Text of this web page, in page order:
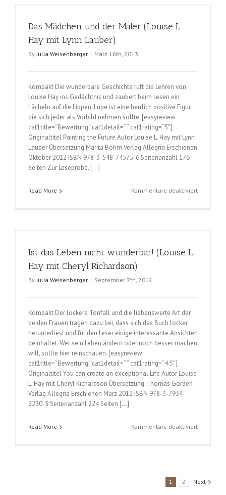
Das Mädchen und der Maler (Louise L.
Hay mit Lynn Lauber)
ByJulia Weisenberger | März 16th, 2013
Kompakt Die wunderbare Geschichte ruft die Lehren von
Louise Hay ins Gedächtnis und zaubert beim Lesen ein
Lächeln auf die Lippen. Lupe ist eine herrlich positive Figur,
die sich jeder als Vorbild nehmen sollte. [easyreview
cat1title=“Bewertung“ cat1detail=“ “ cat1rating=“5″]
Originaltitel Painting the Future Autor Louise L. Hay mit Lynn
Lauber Übersetzung Marita Böhm Verlag Allegria Erschienen
Oktober 2012 ISBN 978-3-548-74575-6 Seitenanzahl 176
Seiten Zur Leseprobe. […]
Read More Kommentare deaktiviertfür
Ist das Leben nicht wunderbar! (Louise L.
Hay mit Cheryl Richardson)
ByJulia Weisenberger | September 7th, 2012
Kompakt Der lockere Tonfall und die liebenswerte Art der
beiden Frauen tragen dazu bei, dass sich das Buch locker
herunterliest und für den Leser einige interessante Ansichten
beinhaltet. Wer sein Leben ändern oder noch besser machen
will, sollte hier reinschauen. [easyreview
cat1title=“Bewertung“ cat1detail=“ “ cat1rating=“4.5″]
Originaltitel You can create an exceptional Life Autor Louise
L. Hay mit Cheryl Richardson Übersetzung Thomas Görden
Verlag Allegria Erschienen März 2012 ISBN 978-3-7934-
2230-3 Seitenanzahl 224 Seiten […]
Read More Kommentare deaktiviertfür
(Louise
1 2 Next